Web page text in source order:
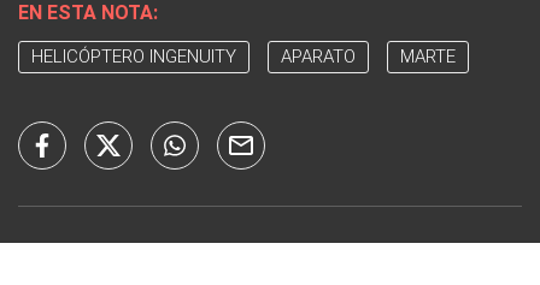
EN ESTA NOTA:
HELICÓPTERO INGENUITY APARATO MARTE